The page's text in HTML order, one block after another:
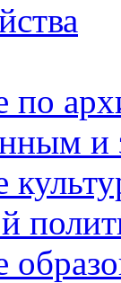
по
и